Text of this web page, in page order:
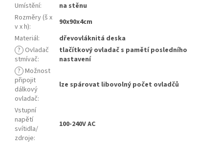
Umístění:
na stěnu
Rozměry (š x
v x h):
90x90x4cm
Materiál:
dřevovláknitá deska
? Ovladač
stmívač:
tlačítkový ovladač s pamětí posledního
nastavení
? Možnost
připojit
dálkový
ovladač:
lze spárovat libovolný počet ovladčů
Vstupní
napětí
svítidla/
zdroje:
100-240V AC